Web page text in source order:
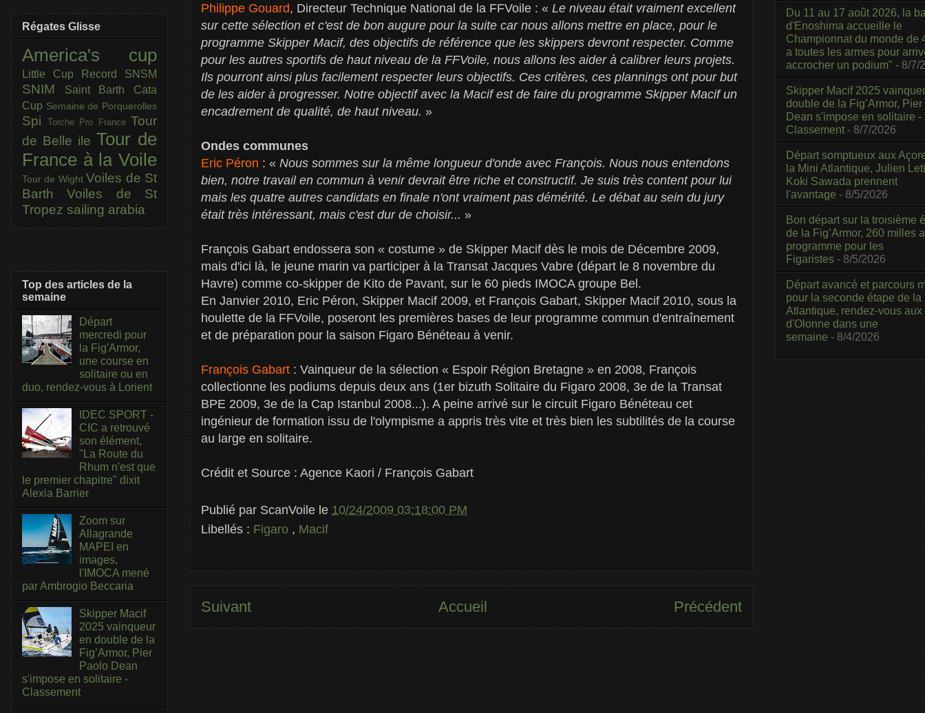
Philippe Gouard, Directeur Technique National de la FFVoile : « Le niveau était vraiment excellent
sur cette sélection et c'est de bon augure pour la suite car nous allons mettre en place, pour le
programme Skipper Macif, des objectifs de référence que les skippers devront respecter. Comme
pour les autres sportifs de haut niveau de la FFVoile, nous allons les aider à calibrer leurs projets.
Ils pourront ainsi plus facilement respecter leurs objectifs. Ces critères, ces plannings ont pour but
de les aider à progresser. Notre objectif avec la Macif est de faire du programme Skipper Macif un
encadrement de qualité, de haut niveau. »
Ondes communes
Eric Péron : « Nous sommes sur la même longueur d'onde avec François. Nous nous entendons
bien, notre travail en commun à venir devrait être riche et constructif. Je suis très content pour lui
mais les quatre autres candidats en finale n'ont vraiment pas démérité. Le débat au sein du jury
était très intéressant, mais c'est dur de choisir... »
François Gabart endossera son « costume » de Skipper Macif dès le mois de Décembre 2009,
mais d'ici là, le jeune marin va participer à la Transat Jacques Vabre (départ le 8 novembre du
Havre) comme co-skipper de Kito de Pavant, sur le 60 pieds IMOCA groupe Bel.
En Janvier 2010, Eric Péron, Skipper Macif 2009, et François Gabart, Skipper Macif 2010, sous la
houlette de la FFVoile, poseront les premières bases de leur programme commun d'entraînement
et de préparation pour la saison Figaro Bénéteau à venir.
François Gabart : Vainqueur de la sélection « Espoir Région Bretagne » en 2008, François
collectionne les podiums depuis deux ans (1er bizuth Solitaire du Figaro 2008, 3e de la Transat
BPE 2009, 3e de la Cap Istanbul 2008...). A peine arrivé sur le circuit Figaro Bénéteau cet
ingénieur de formation issu de l'olympisme a appris très vite et très bien les subtilités de la course
au large en solitaire.
Crédit et Source : Agence Kaori / François Gabart
Publié par ScanVoile le 10/24/2009 03:18:00 PM
Libellés : Figaro , Macif
Suivant Précédent
Accueil
Régates Glisse
America's cup
Little Cup Record SNSM
SNIM
Saint Barth Cata
Cup Semaine de Porquerolles
Spi Torche Pro France Tour
de Belle ile Tour de
France à la Voile
Tour de Wight Voiles de St
BarthVoiles de St
Tropez sailing arabia
Top des articles de la
semaine
Départ
mercredi pour
la Fig'Armor,
une course en
solitaire ou en
duo, rendez-vous à Lorient
IDEC SPORT -
CIC a retrouvé
son élément,
"La Route du
Rhum n'est que
le premier chapitre" dixit
Alexia Barrier
Zoom sur
Allagrande
MAPEI en
images,
l'IMOCA mené
par Ambrogio Beccaria
Skipper Macif
2025 vainqueur
en double de la
Fig’Armor, Pier
Paolo Dean
s'impose en solitaire -
Classement
Du 11 au 17 août 2026, la
d'Enoshima accueille le
Championnat du monde de
a toutes les armes pour
accrocher un podium" - 8/7/
Skipper Macif 2025
double de la Fig’Armor,
Dean s'impose en solitaire -
Classement - 8/7/2026
Départ somptueux aux
la Mini Atlantique, Julien
Koki Sawada prennent
l'avantage - 8/5/2026
Bon départ sur la troisième
de la Fig’Armor, 260 milles
programme pour les
Figaristes - 8/5/2026
Départ avancé et parcours
pour la seconde étape de la
Atlantique, rendez-vous
d'Olonne dans une
semaine - 8/4/2026